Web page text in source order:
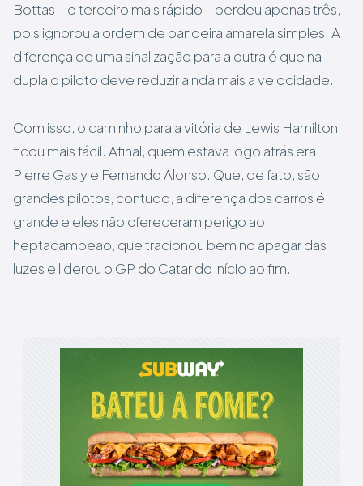
Bottas – o terceiro mais rápido – perdeu apenas três,
pois ignorou a ordem de bandeira amarela simples. A
diferença de uma sinalização para a outra é que na
dupla o piloto deve reduzir ainda mais a velocidade.
Com isso, o caminho para a vitória de Lewis Hamilton
ficou mais fácil. Afinal, quem estava logo atrás era
Pierre Gasly e Fernando Alonso. Que, de fato, são
grandes pilotos, contudo, a diferença dos carros é
grande e eles não ofereceram perigo ao
heptacampeão, que tracionou bem no apagar das
luzes e liderou o GP do Catar do início ao fim.